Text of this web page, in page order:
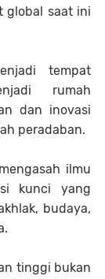
global saat ini
tempat
rumah
dan inovasi
peradaban.
ilmu
kunci yang
budaya,
tinggi bukan